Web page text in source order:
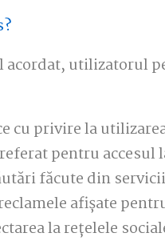
utilizatorul
cu privire la
pentru accesul
făcute din
afișate
la rețelele